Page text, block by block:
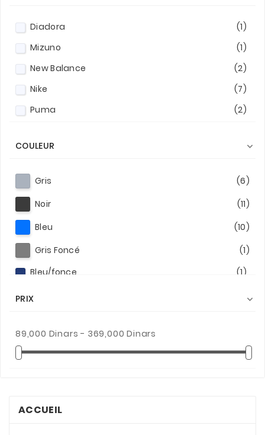
Diadora
(1)
Mizuno
(1)
New Balance
(2)
Nike
(7)
Puma
(2)
COULEUR

Gris
(6)
Noir
(11)
Bleu
(10)
Gris Foncé
(1)
Bleu/fonce
(1)
PRIX 
89,000 Dinars - 369,000 Dinars
ACCUEIL